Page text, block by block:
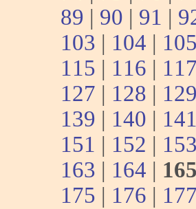
89 | 90 | 91 |
103 | 104 | 105
115 | 116 | 117
127 | 128 | 129
139 | 140 | 141
151 | 152 | 153
163 | 164 | 165
175 | 176 | 177